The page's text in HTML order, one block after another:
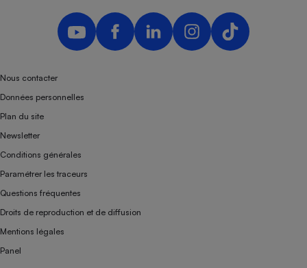
Nous contacter
Données personnelles
Plan du site
Newsletter
Conditions générales
Paramétrer les traceurs
Questions fréquentes
Droits de reproduction et de diffusion
Mentions légales
Panel